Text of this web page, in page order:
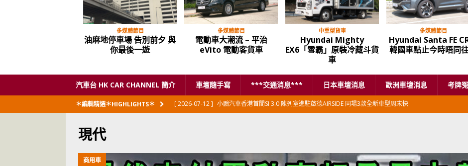
多媒體節目
油麻地停車場 告別前夕 與
你最後一遊
多媒體節目
電動車大潮流 – 平治
eVito 電動客貨車
中重型貨車
Hyundai Mighty
EX6「雪霸」原裝冷藏斗貨
車
多媒體節目
Hyundai Santa FE
韓國車點止今時唔同
汽車台 HK CAR CHANNEL 簡介 車壇隨手寫 ***交通消息*** 日本車壇消息 歐洲車壇消息 考牌
＊編輯精選＊HIGHLIGHTS＊ [ 2026-07-12 ] 小鵬汽車香港首間SI 3.0 陳列室進駐啟德AIRSIDE 同場3款全新車型周末快
[ 2026-06-12 ] 「香港車仔展2026」再嚟喇
汽車模型玩具
現代
商用車